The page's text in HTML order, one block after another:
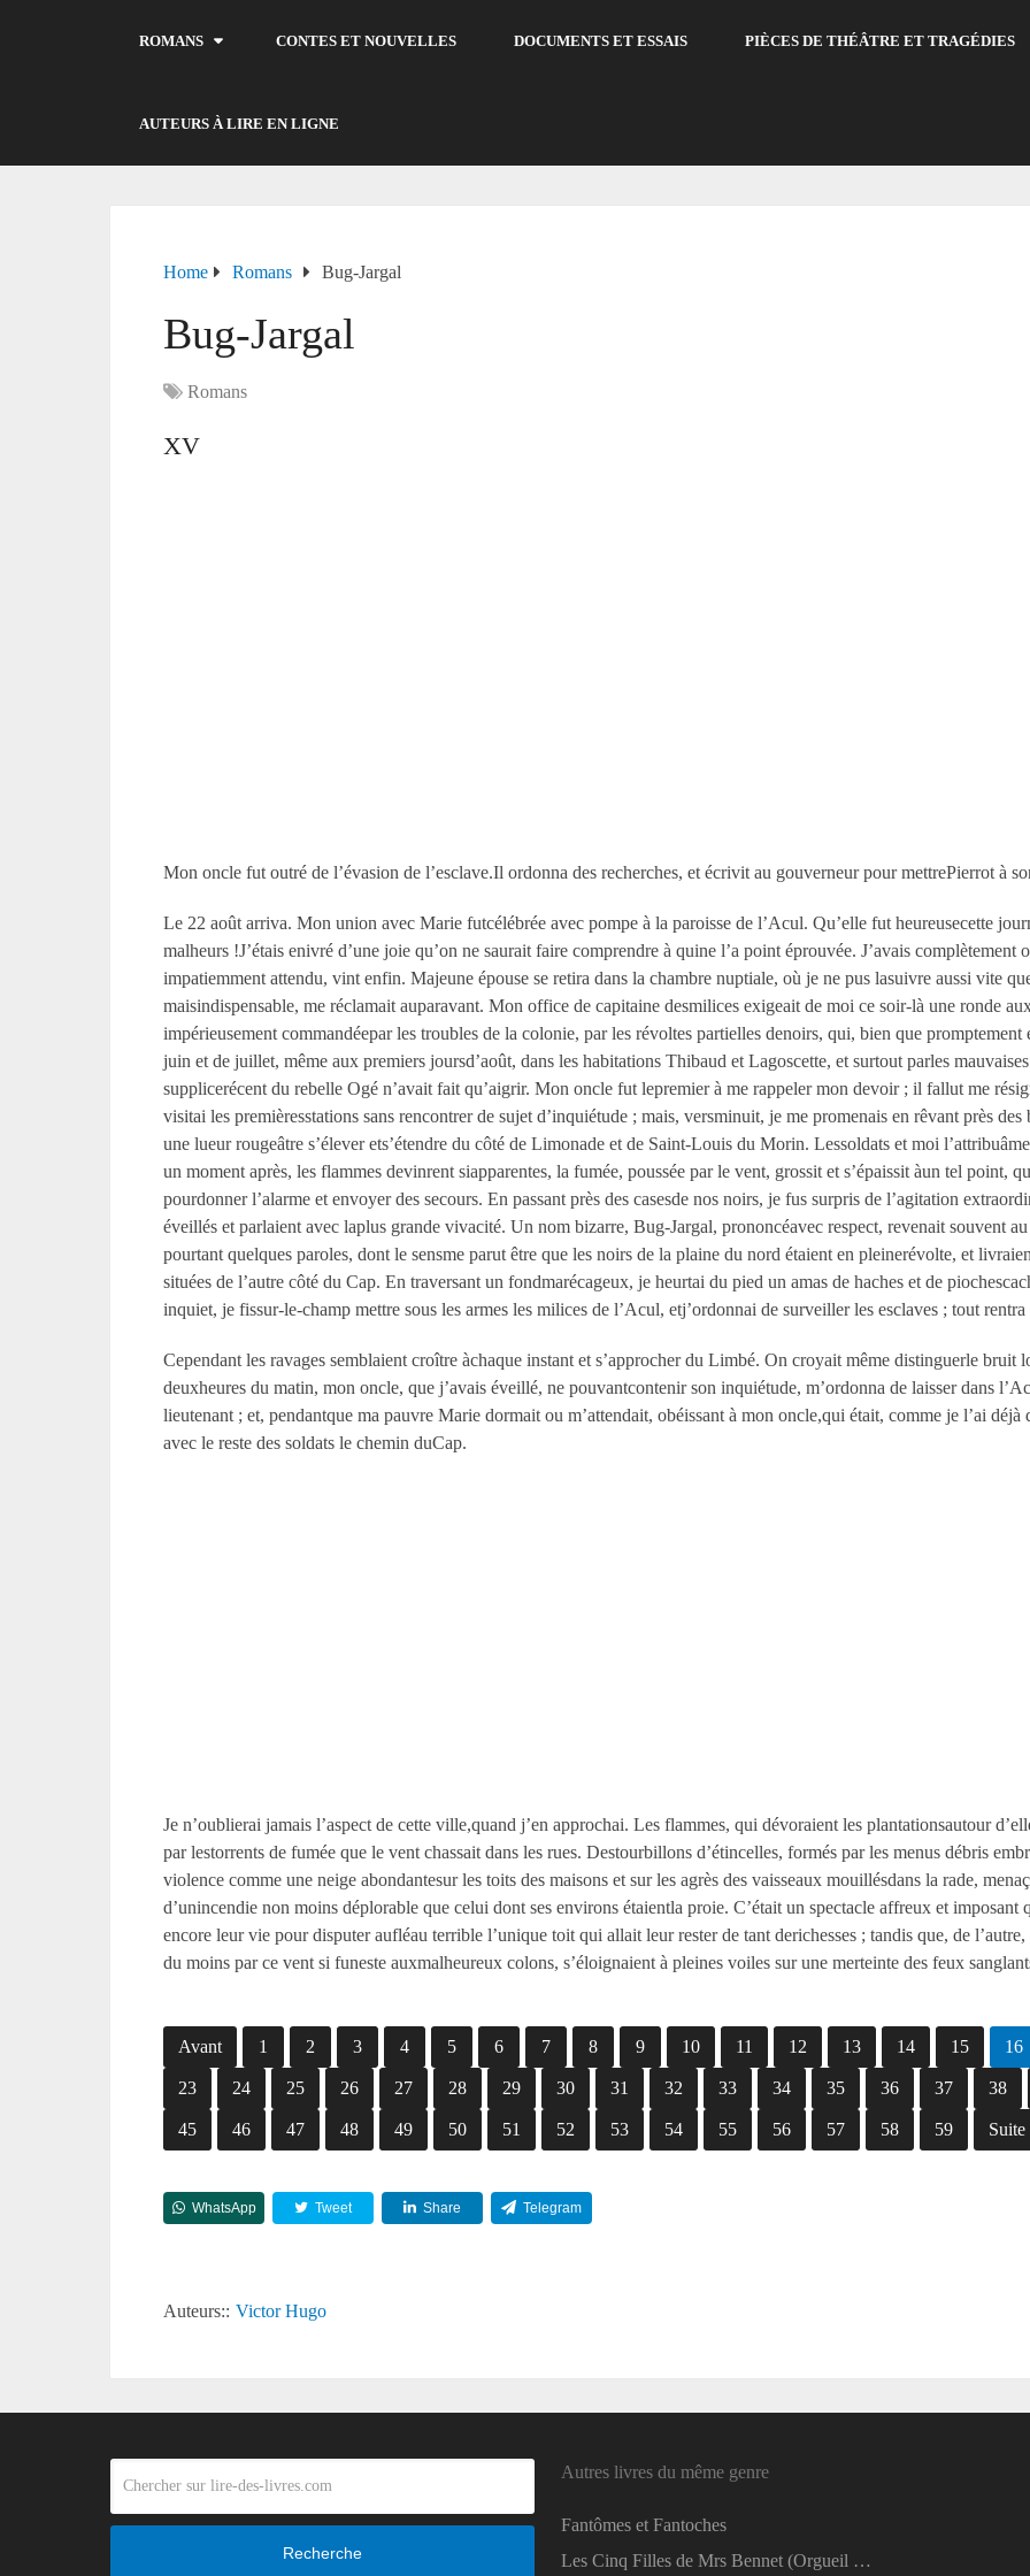
ROMANS CONTES ET NOUVELLES DOCUMENTS ET ESSAIS PIÈCES DE THÉÂTRE ET TRAGÉDIES
AUTEURS À LIRE EN LIGNE
Home Romans Bug-Jargal
Bug-Jargal
Romans
XV
Mon oncle fut outré de l’évasion de l’esclave.Il ordonna des recherches, et écrivit au gouverneur pour mettrePierrot à
Le 22 août arriva. Mon union avec Marie futcélébrée avec pompe à la paroisse de l’Acul. Qu’elle fut heureusecette
malheurs !J’étais enivré d’une joie qu’on ne saurait faire comprendre à quine l’a point éprouvée. J’avais
impatiemment attendu, vint enfin. Majeune épouse se retira dans la chambre nuptiale, où je ne pus lasuivre aussi vite
maisindispensable, me réclamait auparavant. Mon office de capitaine desmilices exigeait de moi ce soir-là une ronde
impérieusement commandéepar les troubles de la colonie, par les révoltes partielles denoirs, qui, bien que
juin et de juillet, même aux premiers joursd’août, dans les habitations Thibaud et Lagoscette, et surtout parles
supplicerécent du rebelle Ogé n’avait fait qu’aigrir. Mon oncle fut lepremier à me rappeler mon devoir ; il fallut me
visitai les premièresstations sans rencontrer de sujet d’inquiétude ; mais, versminuit, je me promenais en rêvant près des
une lueur rougeâtre s’élever ets’étendre du côté de Limonade et de Saint-Louis du Morin. Lessoldats et moi
un moment après, les flammes devinrent siapparentes, la fumée, poussée par le vent, grossit et s’épaissit àun tel point,
pourdonner l’alarme et envoyer des secours. En passant près des casesde nos noirs, je fus surpris de l’agitation
éveillés et parlaient avec laplus grande vivacité. Un nom bizarre, Bug-Jargal, prononcéavec respect, revenait souvent
pourtant quelques paroles, dont le sensme parut être que les noirs de la plaine du nord étaient en pleinerévolte, et
situées de l’autre côté du Cap. En traversant un fondmarécageux, je heurtai du pied un amas de haches et de
inquiet, je fissur-le-champ mettre sous les armes les milices de l’Acul, etj’ordonnai de surveiller les esclaves ; tout rentra
Cependant les ravages semblaient croître àchaque instant et s’approcher du Limbé. On croyait même distinguerle bruit
deuxheures du matin, mon oncle, que j’avais éveillé, ne pouvantcontenir son inquiétude, m’ordonna de laisser dans
lieutenant ; et, pendantque ma pauvre Marie dormait ou m’attendait, obéissant à mon oncle,qui était, comme je l’ai
avec le reste des soldats le chemin duCap.
Je n’oublierai jamais l’aspect de cette ville,quand j’en approchai. Les flammes, qui dévoraient les plantationsautour
par lestorrents de fumée que le vent chassait dans les rues. Destourbillons d’étincelles, formés par les menus débris
violence comme une neige abondantesur les toits des maisons et sur les agrès des vaisseaux mouillésdans la rade,
d’unincendie non moins déplorable que celui dont ses environs étaientla proie. C’était un spectacle affreux et imposant
encore leur vie pour disputer aufléau terrible l’unique toit qui allait leur rester de tant derichesses ; tandis que, de
du moins par ce vent si funeste auxmalheureux colons, s’éloignaient à pleines voiles sur une merteinte des feux
Avant 1 2 3 4 5 6 7 8 9 10 11 12 13 14 15 16
23 24 25 26 27 28 29 30 31 32 33 34 35 36 37 38
45 46 47 48 49 50 51 52 53 54 55 56 57 58 59 Suite
WhatsApp Tweet Share Telegram
Auteurs:: Victor Hugo
Recherche
Autres livres du même genre
Fantômes et Fantoches
Les Cinq Filles de Mrs Bennet (Orgueil …